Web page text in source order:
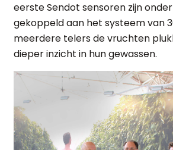
eerste Sendot sensoren zijn
gekoppeld aan het systeem van
meerdere telers de vruchten
dieper inzicht in hun gewassen.